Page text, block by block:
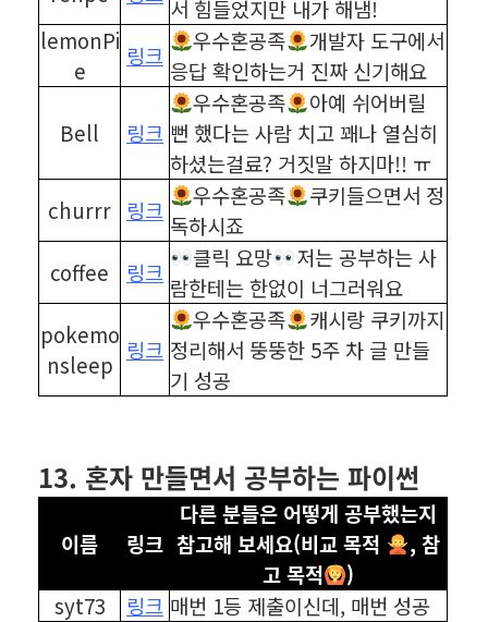
서 힘들었지만 내가 해냄!
lemonPi
e
링크
우수혼공족
개발자 도구에서
응답 확인하는거 진짜 신기해요
Bell 링크
우수혼공족
아예 쉬어버릴
뻔 했다는 사람 치고 꽤나 열심히
하셨는걸료? 거짓말 하지마!! ㅠ
churrr 링크
우수혼공족
쿠키들으면서 정
독하시죠
coffee
링크
클릭 요망
저는 공부하는 사
람한테는 한없이 너그러워요
pokemo
nsleep
링크
우수혼공족
캐시랑 쿠키까지
정리해서 뚱뚱한 5주 차 글 만들
기 성공
13. 혼자 만들면서 공부하는 파이썬
이름 링크
다른 분들은 어떻게 공부했는지
참고해 보세요(비교 목적
, 참
고 목적
)
syt73 링크 매번 1등 제출이신데, 매번 성공